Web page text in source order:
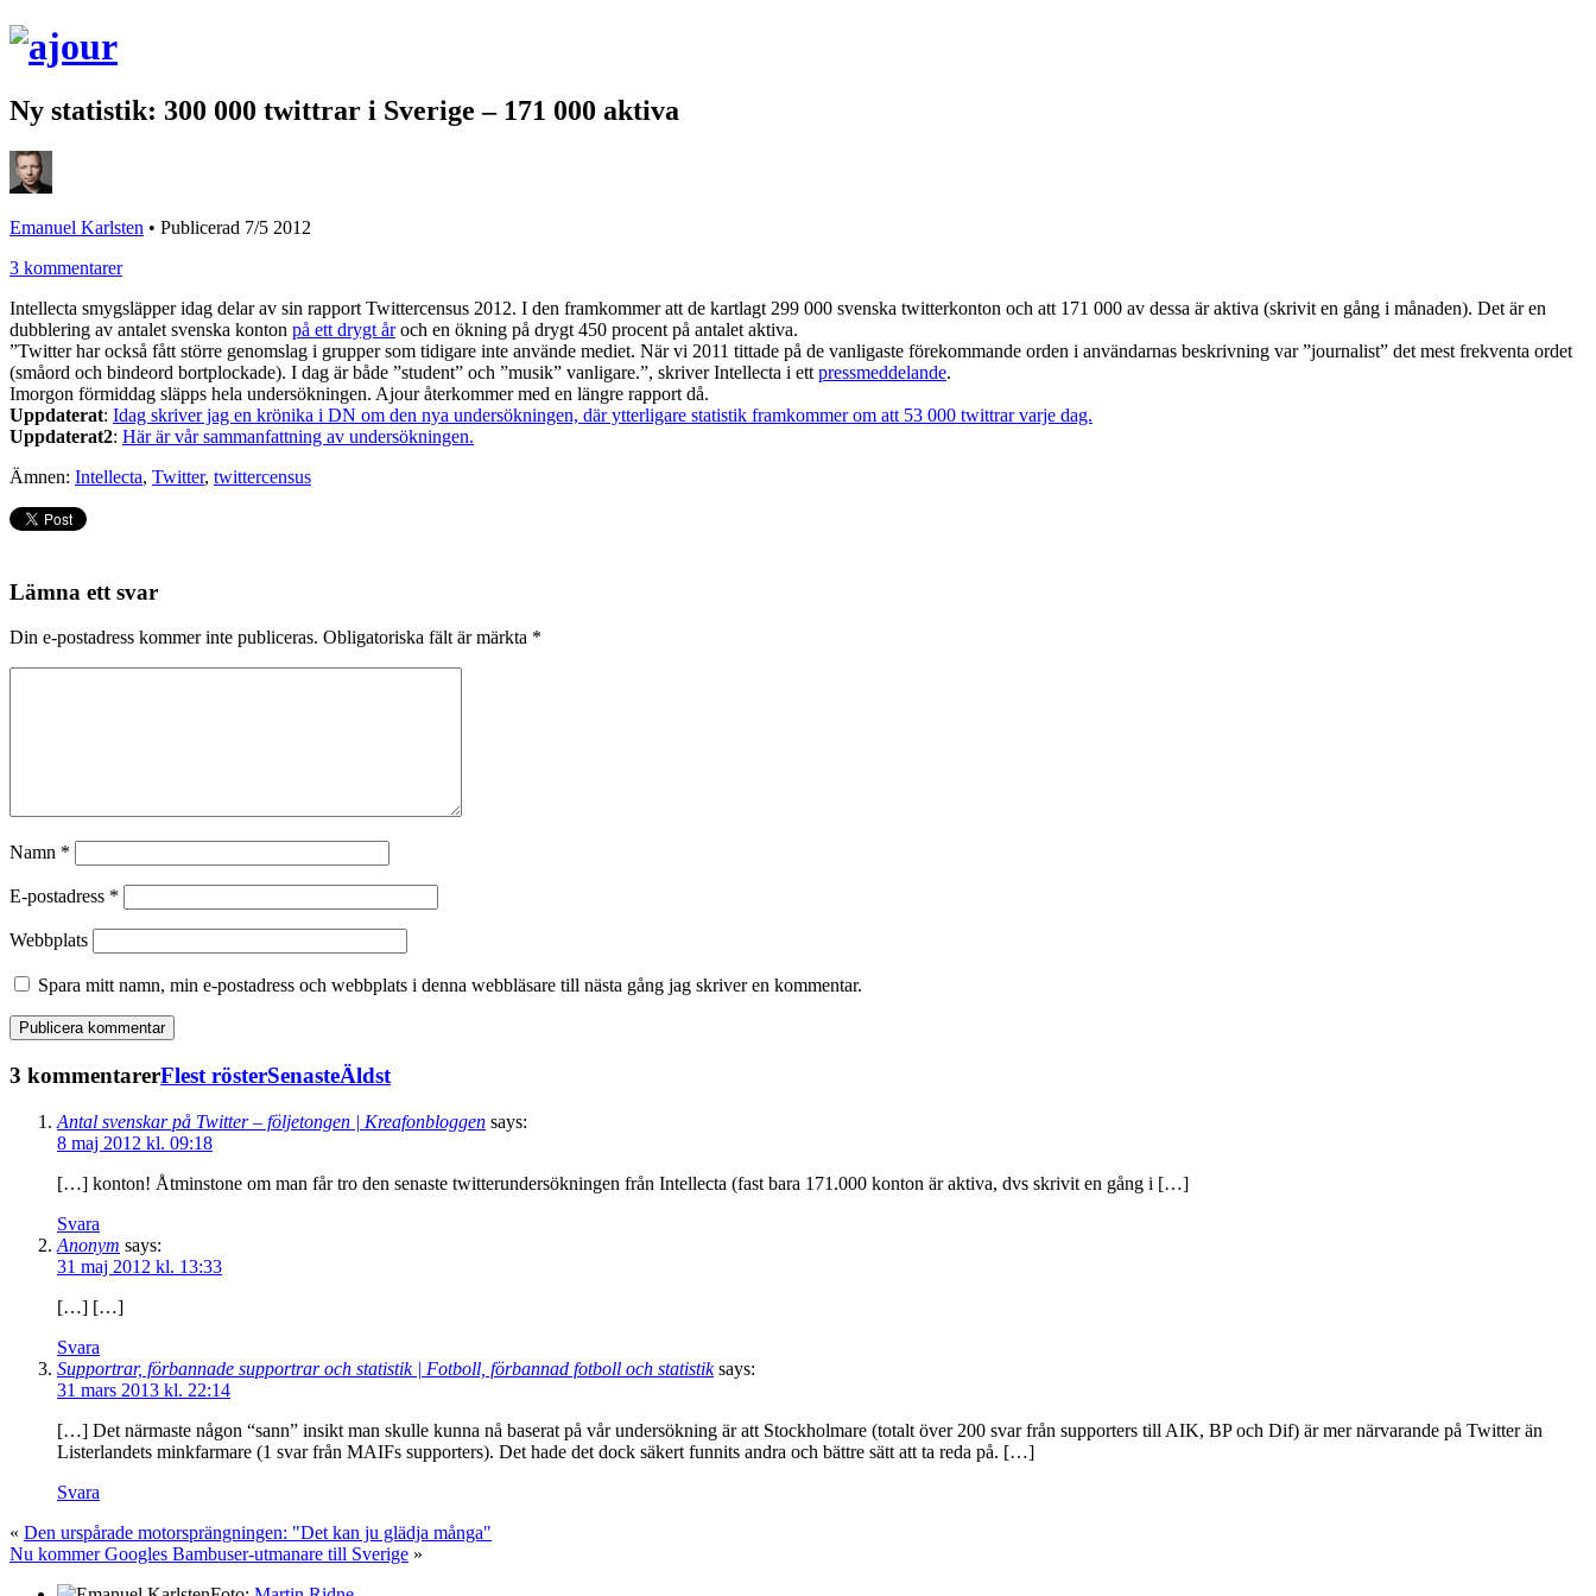
Ny statistik: 300 000 twittrar i Sverige – 171 000 aktiva
Emanuel Karlsten • Publicerad 7/5 2012
3 kommentarer
Intellecta smygsläpper idag delar av sin rapport Twittercensus 2012. I den framkommer att de kartlagt 299 000 svenska twitterkonton och att 171 000 av dessa är aktiva (skrivit en gång i månaden). Det är en
dubblering av antalet svenska konton på ett drygt åroch en ökning på drygt 450 procent på antalet aktiva.
”Twitter har också fått större genomslag i grupper som tidigare inte använde mediet. När vi 2011 tittade på de vanligaste förekommande orden i användarnas beskrivning var ”journalist” det mest frekventa ordet
(småord och bindeord bortplockade). I dag är både ”student” och ”musik” vanligare.”, skriver Intellecta i ett pressmeddelande.
Imorgon förmiddag släpps hela undersökningen. Ajour återkommer med en längre rapport då.
Uppdaterat: Idag skriver jag en krönika i DN om den nya undersökningen, där ytterligare statistik framkommer om att 53 000 twittrar varje dag.
Uppdaterat2: Här är vår sammanfattning av undersökningen.
Ämnen: Intellecta, Twitter, twittercensus
Lämna ett svar
Din e-postadress kommer inte publiceras. Obligatoriska fält är märkta *
Namn *
E-postadress *
Webbplats
Spara mitt namn, min e-postadress och webbplats i denna webbläsare till nästa gång jag skriver en kommentar.
3 kommentarerFlest rösterSenasteÄldst
Antal svenskar på Twitter – följetongen | Kreafonbloggen says:
8 maj 2012 kl. 09:18
[…] konton! Åtminstone om man får tro den senaste twitterundersökningen från Intellecta (fast bara 171.000 konton är aktiva, dvs skrivit en gång i […]
Svara
Anonym says:
31 maj 2012 kl. 13:33
[…] […]
Svara
Supportrar, förbannade supportrar och statistik | Fotboll, förbannad fotboll och statistik says:
31 mars 2013 kl. 22:14
[…] Det närmaste någon “sann” insikt man skulle kunna nå baserat på vår undersökning är att Stockholmare (totalt över 200 svar från supporters till AIK, BP och Dif) är mer närvarande på Twitter än
Listerlandets minkfarmare (1 svar från MAIFs supporters). Det hade det dock säkert funnits andra och bättre sätt att ta reda på. […]
Svara
« Den urspårade motorsprängningen: "Det kan ju glädja många"
Nu kommer Googles Bambuser-utmanare till Sverige »